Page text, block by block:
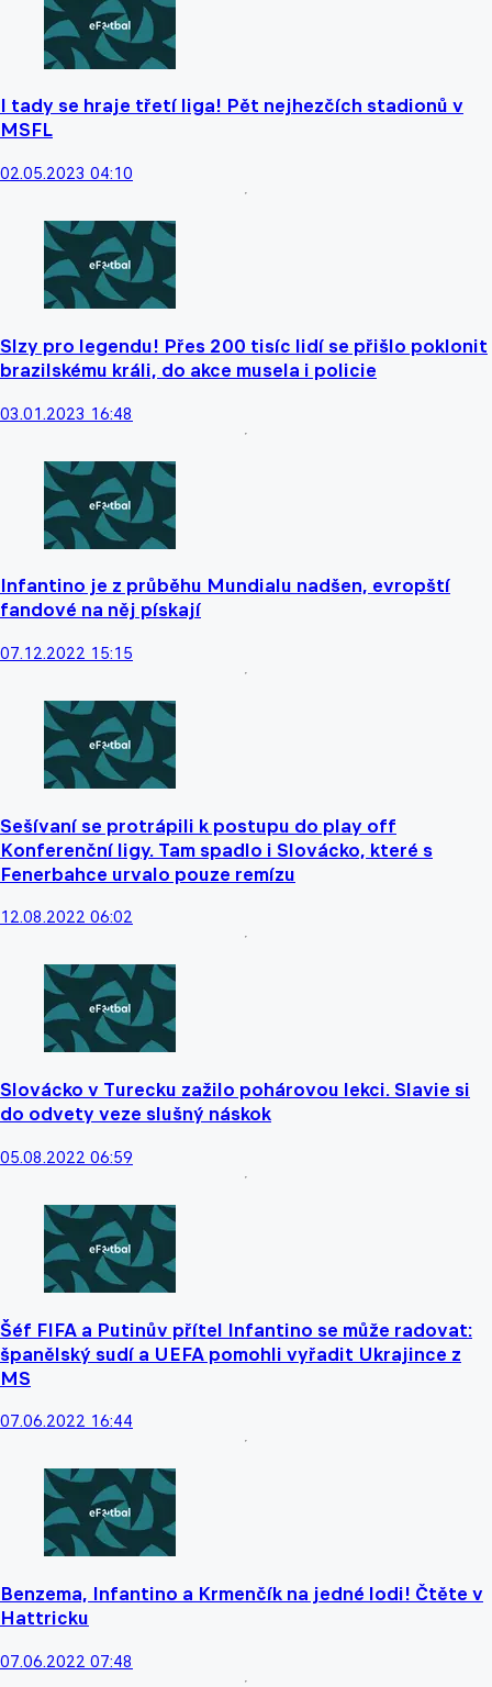
I tady se hraje třetí liga! Pět nejhezčích stadionů v
MSFL
02.05.2023 04:10
Slzy pro legendu! Přes 200 tisíc lidí se přišlo poklonit
brazilskému králi, do akce musela i policie
03.01.2023 16:48
Infantino je z průběhu Mundialu nadšen, evropští
fandové na něj pískají
07.12.2022 15:15
Sešívaní se protrápili k postupu do play off
Konferenční ligy. Tam spadlo i Slovácko, které s
Fenerbahce urvalo pouze remízu
12.08.2022 06:02
Slovácko v Turecku zažilo pohárovou lekci. Slavie si
do odvety veze slušný náskok
05.08.2022 06:59
Šéf FIFA a Putinův přítel Infantino se může radovat:
španělský sudí a UEFA pomohli vyřadit Ukrajince z
MS
07.06.2022 16:44
Benzema, Infantino a Krmenčík na jedné lodi! Čtěte v
Hattricku
07.06.2022 07:48